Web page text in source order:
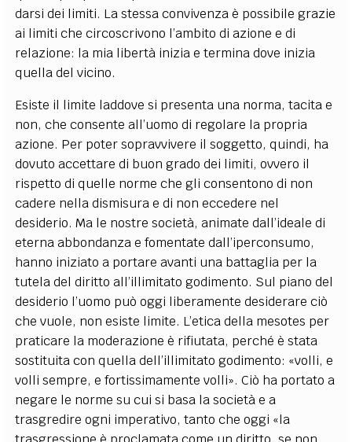
darsi dei limiti. La stessa convivenza è possibile grazie
ai limiti che circoscrivono l’ambito di azione e di
relazione: la mia libertà inizia e termina dove inizia
quella del vicino.
Esiste il limite laddove si presenta una norma, tacita e
non, che consente all’uomo di regolare la propria
azione. Per poter sopravvivere il soggetto, quindi, ha
dovuto accettare di buon grado dei limiti, ovvero il
rispetto di quelle norme che gli consentono di non
cadere nella dismisura e di non eccedere nel
desiderio. Ma le nostre società, animate dall’ideale di
eterna abbondanza e fomentate dall’iperconsumo,
hanno iniziato a portare avanti una battaglia per la
tutela del diritto all’illimitato godimento. Sul piano del
desiderio l’uomo può oggi liberamente desiderare ciò
che vuole, non esiste limite. L’etica della mesotes per
praticare la moderazione è rifiutata, perché è stata
sostituita con quella dell’illimitato godimento: «volli, e
volli sempre, e fortissimamente volli». Ciò ha portato a
negare le norme su cui si basa la società e a
trasgredire ogni imperativo, tanto che oggi «la